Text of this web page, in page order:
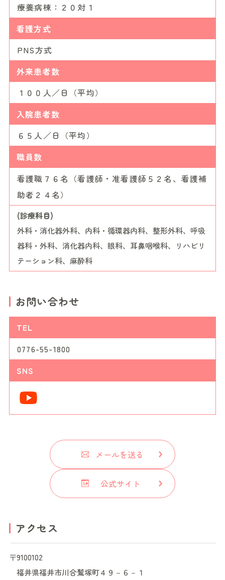
療養病棟：２０対１
看護方式
PNS方式
外来患者数
１００人／日（平均）
入院患者数
６５人／日（平均）
職員数
看護職７６名（看護師・准看護師５２名、看護補
助者２４名）
(診療科目)
外科・消化器外科、内科・循環器内科、整形外科、呼吸
器科・外科、消化器内科、眼科、耳鼻咽喉科、リハビリ
テーション科、麻酔科
お問い合わせ
TEL
0776-55-1800
SNS
メールを送る
公式サイト
アクセス
〒9100102
福井県福井市川合鷲塚町４９－６－１